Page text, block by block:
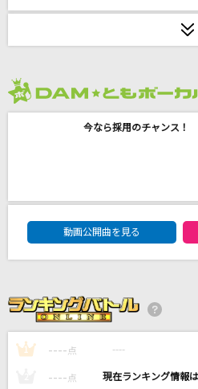
Sharon
ファタール
LiSA
INVOKE-インヴォーク-
T.M.Revolution
今なら採用のチャンス！
DAM★ともボーカルエ
動画公開曲を見る
1 ---- 点 ----
---- 点 ----